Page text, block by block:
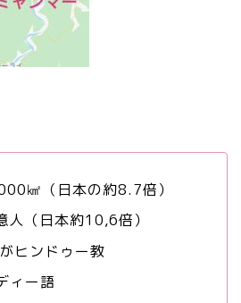
㎢（日本の約8.7倍）
（日本約10,6倍）
ヒンドゥー教
ィー語